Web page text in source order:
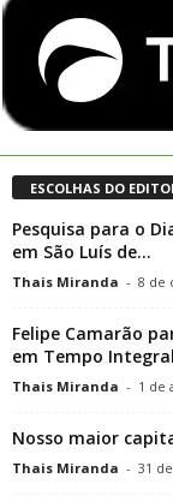
ESCOLHAS DO
Pesquisa para o
em São Luís de...
Thais Miranda - 8 de
Felipe Camarão
em Tempo Integral
Thais Miranda - 1 de
Nosso maior
Thais Miranda - 31